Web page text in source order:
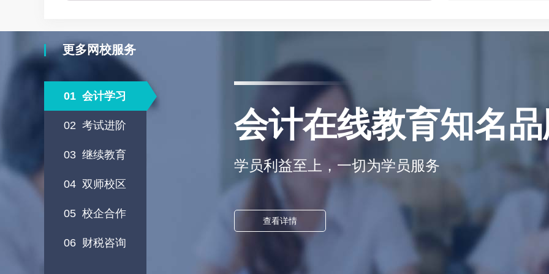
更多网校服务
01 会计学习
02 考试进阶
03 继续教育
04 双师校区
05 校企合作
06 财税咨询
会计在线教育知名
学员利益至上，一切为学员服务
查看详情